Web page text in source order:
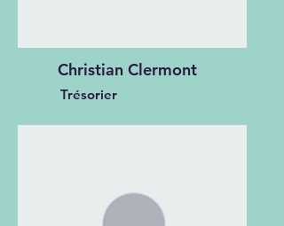
Christian Clermont
Trésorier